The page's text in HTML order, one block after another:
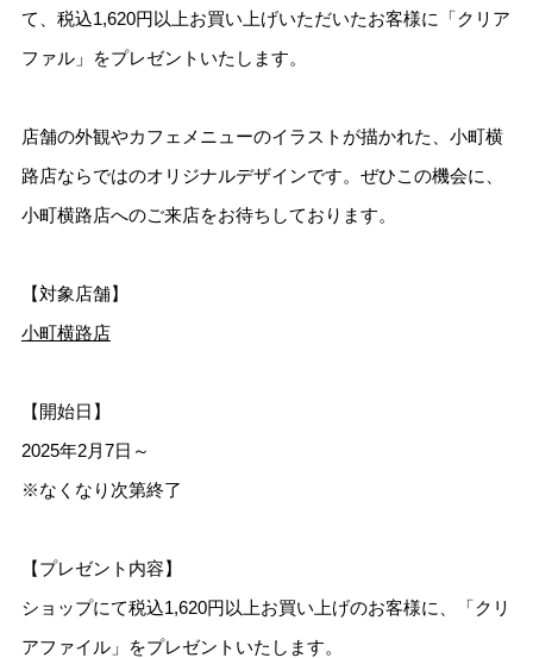
て、税込1,620円以上お買い上げいただいたお客様に「クリア
ファル」をプレゼントいたします。
店舗の外観やカフェメニューのイラストが描かれた、小町横
路店ならではのオリジナルデザインです。ぜひこの機会に、
小町横路店へのご来店をお待ちしております。
【対象店舗】
小町横路店
【開始日】
2025年2月7日～
※なくなり次第終了
【プレゼント内容】
ショップにて税込1,620円以上お買い上げのお客様に、「クリ
アファイル」をプレゼントいたします。